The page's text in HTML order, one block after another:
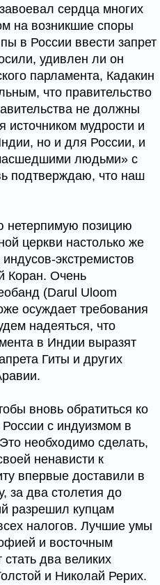
сердца многих
на возникшие споры
в России ввести запрет
удивлен ли он
парламента, Кадакин
что правительство
не должны
источником мудрости и
но и для России, и
людьми» с
подтверждаю, что наш
нетерпимую позицию
церкви настолько же
экстремистов
Коран. Очень
(Darul Uloom
осуждает требования
надеяться, что
в Индии выразят
Гиты и других
вновь обратиться ко
с индуизмом в
необходимо сделать,
ненависти к
впервые доставили в
за два столетия до
разрешил купцам
налогов. Лучшие умы
и восточным
два великих
и Николай Рерих.